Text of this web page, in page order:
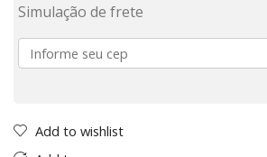
Simulação de frete
Add to wishlist